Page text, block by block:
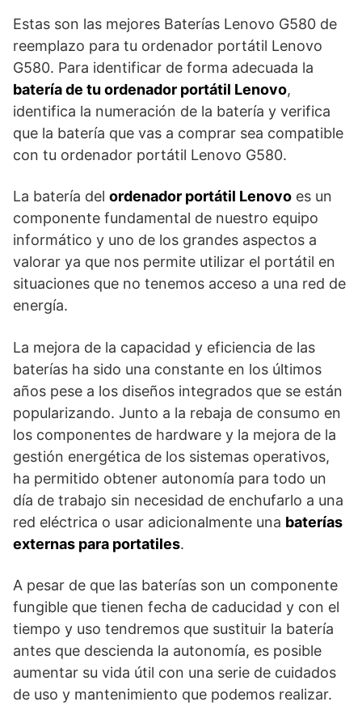
Estas son las mejores Baterías Lenovo G580 de
reemplazo para tu ordenador portátil Lenovo
G580. Para identificar de forma adecuada la
batería de tu ordenador portátil Lenovo,
identifica la numeración de la batería y verifica
que la batería que vas a comprar sea compatible
con tu ordenador portátil Lenovo G580.
La batería del ordenador portátil Lenovo es un
componente fundamental de nuestro equipo
informático y uno de los grandes aspectos a
valorar ya que nos permite utilizar el portátil en
situaciones que no tenemos acceso a una red de
energía.
La mejora de la capacidad y eficiencia de las
baterías ha sido una constante en los últimos
años pese a los diseños integrados que se están
popularizando. Junto a la rebaja de consumo en
los componentes de hardware y la mejora de la
gestión energética de los sistemas operativos,
ha permitido obtener autonomía para todo un
día de trabajo sin necesidad de enchufarlo a una
red eléctrica o usar adicionalmente una baterías
externas para portatiles.
A pesar de que las baterías son un componente
fungible que tienen fecha de caducidad y con el
tiempo y uso tendremos que sustituir la batería
antes que descienda la autonomía, es posible
aumentar su vida útil con una serie de cuidados
de uso y mantenimiento que podemos realizar.